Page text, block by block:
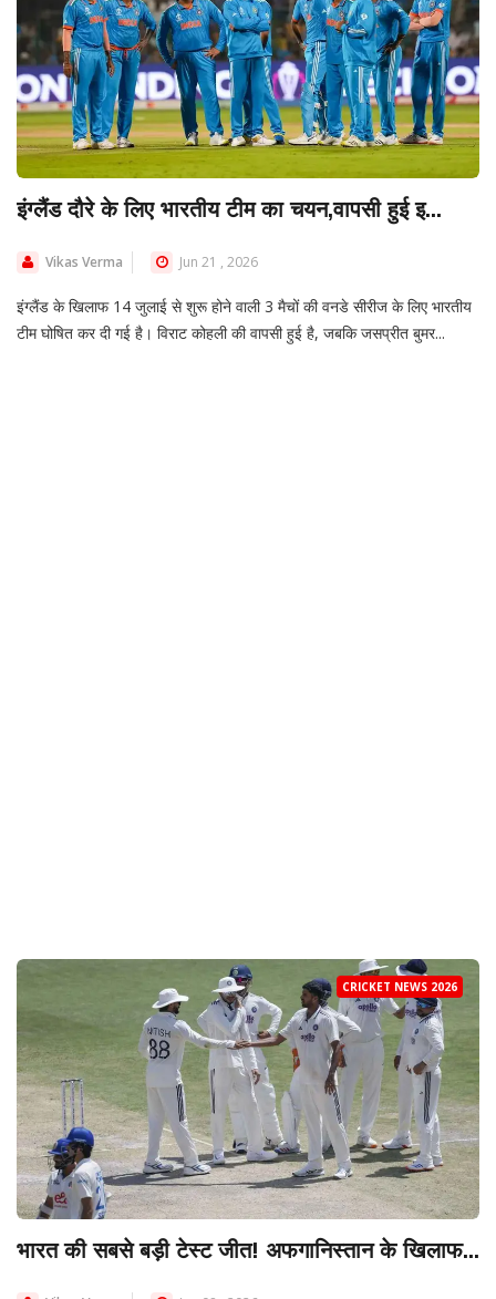
इंग्लैंड दौरे के लिए भारतीय टीम का चयन,वापसी हुई इ...
Vikas Verma Jun 21 , 2026
इंग्लैंड के खिलाफ 14 जुलाई से शुरू होने वाली 3 मैचों की वनडे सीरीज के लिए भारतीय
टीम घोषित कर दी गई है। विराट कोहली की वापसी हुई है, जबकि जसप्रीत बुमर...
CRICKET NEWS 2026
भारत की सबसे बड़ी टेस्ट जीत! अफगानिस्तान के खिलाफ...